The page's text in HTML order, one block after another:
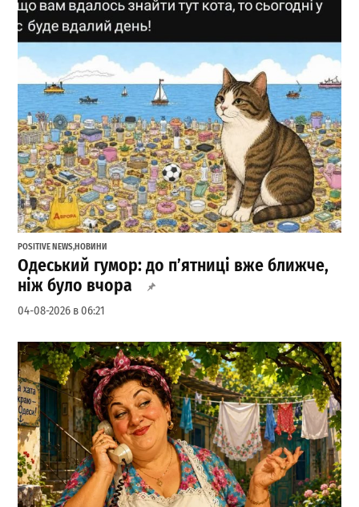
POSITIVE NEWS,НОВИНИ
Одеський гумор: до п’ятниці вже ближче,
ніж було вчора
04-08-2026 в 06:21